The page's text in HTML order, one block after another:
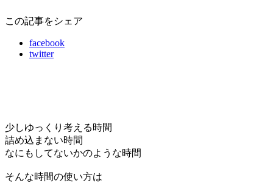
この記事をシェア
facebook
twitter
少しゆっくり考える時間
詰め込まない時間
なにもしてないかのような時間
そんな時間の使い方は